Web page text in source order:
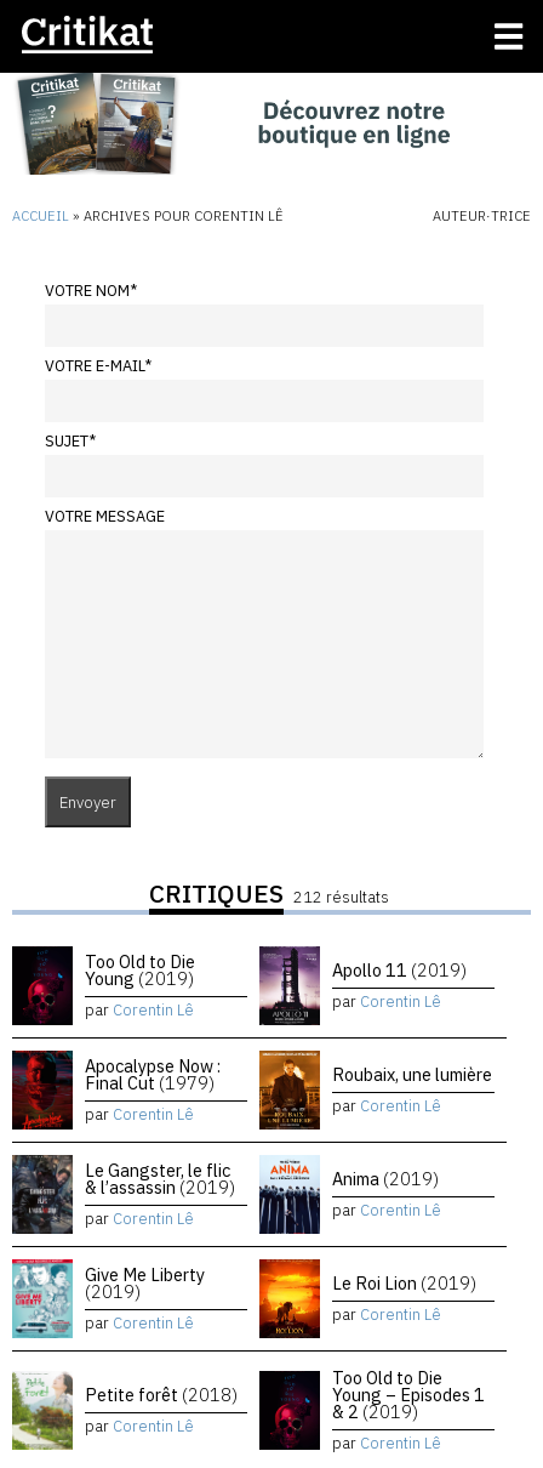
ACCUEIL » ARCHIVES POUR CORENTIN LÊ AUTEUR·TRICE
VOTRE NOM*
VOTRE E-MAIL*
SUJET*
VOTRE MESSAGE
CRITIQUES 212 résultats
Too Old to Die
Young (2019)
par Corentin Lê
Apollo 11 (2019)
par Corentin Lê
Apocalypse Now :
Final Cut (1979)
par Corentin Lê
Roubaix, une lumière
par Corentin Lê
Le Gangster, le flic
& l’assassin (2019)
par Corentin Lê
Anima (2019)
par Corentin Lê
Give Me Liberty
(2019)
par Corentin Lê
Le Roi Lion (2019)
par Corentin Lê
Petite forêt (2018)
par Corentin Lê
Too Old to Die
Young – Episodes 1
& 2 (2019)
par Corentin Lê